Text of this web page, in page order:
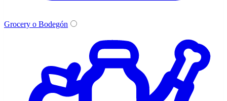
Grocery o Bodegón